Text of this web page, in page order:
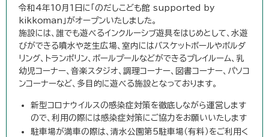
令和4年10月1日に「のだしこども館 supported by
kikkoman」がオープンいたしました。
施設には、誰でも遊べるインクルーシブ遊具をはじめとして、水遊
びができる噴水や芝生広場、室内にはバスケットボールやボルダ
リング、トランポリン、ボールプールなどができるプレイルーム、乳
幼児コーナー、音楽スタジオ、調理コーナー、図書コーナー、パソコ
ンコーナーなど、多目的に遊べる施設となっております。
新型コロナウイルスの感染症対策を徹底しながら運営します
ので、利用の際には感染症対策にご協力をお願いいたします
駐車場が満車の際は、清水公園第5駐車場（有料）をご利用く